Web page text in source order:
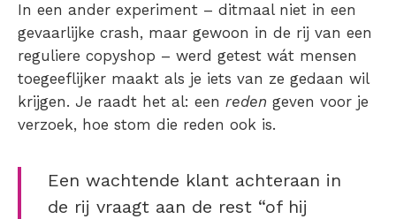
In een ander experiment – ditmaal niet in een
gevaarlijke crash, maar gewoon in de rij van een
reguliere copyshop – werd getest wát mensen
toegeeflijker maakt als je iets van ze gedaan wil
krijgen. Je raadt het al: een reden geven voor je
verzoek, hoe stom die reden ook is.
Een wachtende klant achteraan in
de rij vraagt aan de rest “of hij